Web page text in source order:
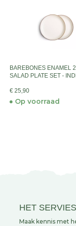
BAREBONES ENAMEL
SALAD PLATE SET -
€ 25,90
Op voorraad
HET SERVIES
Maak kennis met